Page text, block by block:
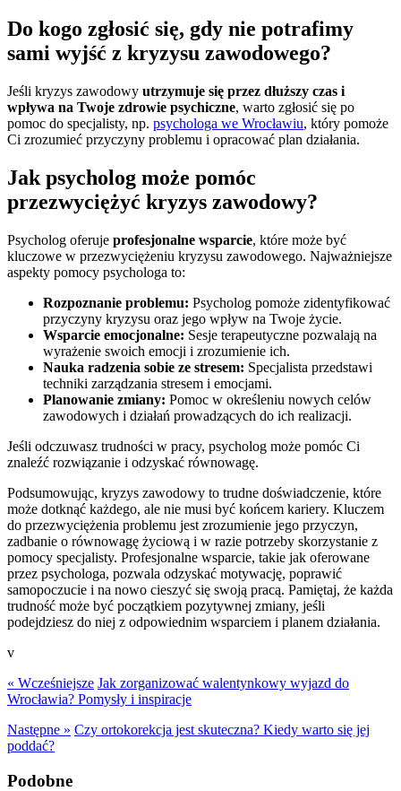
Do kogo zgłosić się, gdy nie potrafimy
sami wyjść z kryzysu zawodowego?
Jeśli kryzys zawodowy utrzymuje się przez dłuższy czas i
wpływa na Twoje zdrowie psychiczne, warto zgłosić się po
pomoc do specjalisty, np. psychologa we Wrocławiu, który pomoże
Ci zrozumieć przyczyny problemu i opracować plan działania.
Jak psycholog może pomóc
przezwyciężyć kryzys zawodowy?
Psycholog oferuje profesjonalne wsparcie, które może być
kluczowe w przezwyciężeniu kryzysu zawodowego. Najważniejsze
aspekty pomocy psychologa to:
Rozpoznanie problemu: Psycholog pomoże zidentyfikować
przyczyny kryzysu oraz jego wpływ na Twoje życie.
Wsparcie emocjonalne: Sesje terapeutyczne pozwalają na
wyrażenie swoich emocji i zrozumienie ich.
Nauka radzenia sobie ze stresem: Specjalista przedstawi
techniki zarządzania stresem i emocjami.
Planowanie zmiany: Pomoc w określeniu nowych celów
zawodowych i działań prowadzących do ich realizacji.
Jeśli odczuwasz trudności w pracy, psycholog może pomóc Ci
znaleźć rozwiązanie i odzyskać równowagę.
Podsumowując, kryzys zawodowy to trudne doświadczenie, które
może dotknąć każdego, ale nie musi być końcem kariery. Kluczem
do przezwyciężenia problemu jest zrozumienie jego przyczyn,
zadbanie o równowagę życiową i w razie potrzeby skorzystanie z
pomocy specjalisty. Profesjonalne wsparcie, takie jak oferowane
przez psychologa, pozwala odzyskać motywację, poprawić
samopoczucie i na nowo cieszyć się swoją pracą. Pamiętaj, że każda
trudność może być początkiem pozytywnej zmiany, jeśli
podejdziesz do niej z odpowiednim wsparciem i planem działania.
v
« Wcześniejsze Jak zorganizować walentynkowy wyjazd do
Wrocławia? Pomysły i inspiracje
Następne » Czy ortokorekcja jest skuteczna? Kiedy warto się jej
poddać?
Podobne